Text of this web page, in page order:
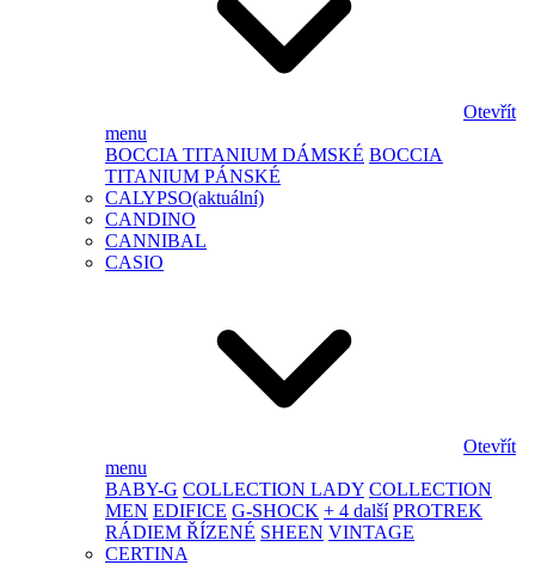
Otevřít
menu
BOCCIA TITANIUM DÁMSKÉ BOCCIA
TITANIUM PÁNSKÉ
CALYPSO(aktuální)
CANDINO
CANNIBAL
CASIO
Otevřít
menu
BABY-G COLLECTION LADY COLLECTION
MEN EDIFICE G-SHOCK + 4 další PROTREK
RÁDIEM ŘÍZENÉ SHEEN VINTAGE
CERTINA